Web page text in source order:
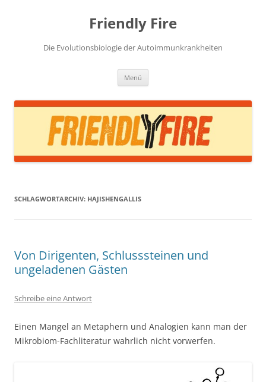
Friendly Fire
Die Evolutionsbiologie der Autoimmunkrankheiten
Menü
SCHLAGWORTARCHIV: HAJISHENGALLIS
Von Dirigenten, Schlusssteinen und
ungeladenen Gästen
Schreibe eine Antwort
Einen Mangel an Metaphern und Analogien kann man der
Mikrobiom-Fachliteratur wahrlich nicht vorwerfen.